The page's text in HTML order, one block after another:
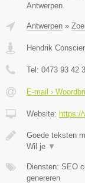
Antwerpen.
Antwerpen »
Hendrik
Tel: 0473 93 42
E-mail ›
Website: https://
Goede teksten
Wil je ▼
Diensten: SEO
genereren